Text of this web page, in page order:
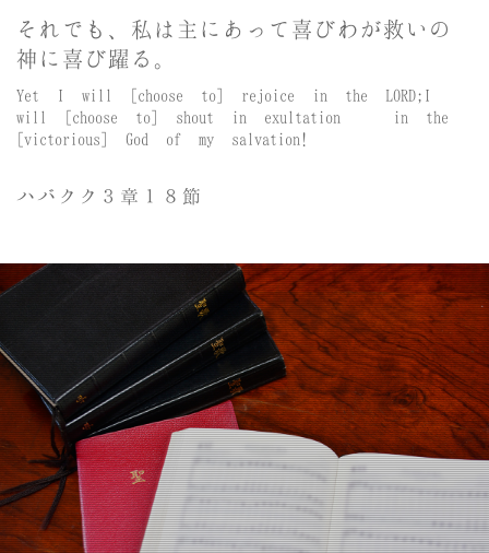
それでも、私は主にあって喜びわが救いの
神に喜び躍る。
Yet I will [choose to] rejoice in the LORD; I
will [choose to] shout in exultation in the
[victorious] God of my salvation!
ハバクク３章１８節